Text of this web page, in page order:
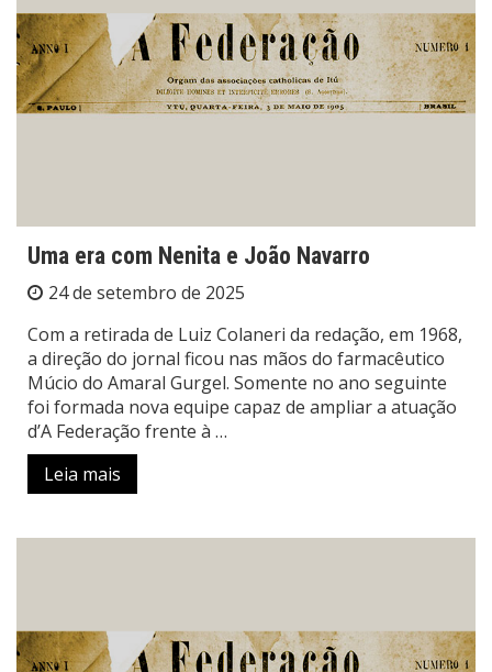
Uma era com Nenita e João Navarro
24 de setembro de 2025
Com a retirada de Luiz Colaneri da redação, em 1968,
a direção do jornal ficou nas mãos do farmacêutico
Múcio do Amaral Gurgel. Somente no ano seguinte
foi formada nova equipe capaz de ampliar a atuação
d’A Federação frente à …
Leia mais